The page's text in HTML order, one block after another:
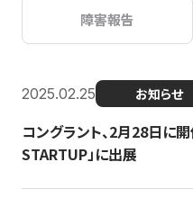
障害報告
2025.02.25 お知らせ
コングラント、2月28日に
STARTUP」に出展